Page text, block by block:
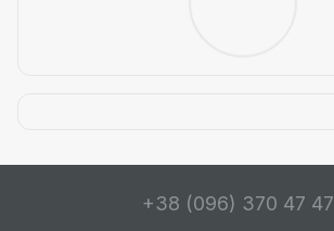
+38 (096) 370 47 47